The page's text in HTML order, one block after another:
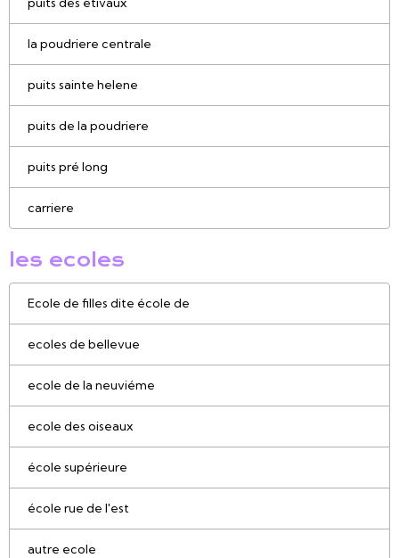
la poudriere centrale
puits sainte helene
puits de la poudriere
puits pré long
carriere
les ecoles
Ecole de filles dite école de
ecoles de bellevue
ecole de la neuviéme
ecole des oiseaux
école supérieure
école rue de l'est
autre ecole